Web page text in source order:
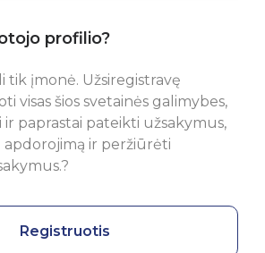
profilio?
tik įmonė. Užsiregistravę
visas šios svetainės galimybes,
ir paprastai pateikti užsakymus,
apdorojimą ir peržiūrėti
Registruotis